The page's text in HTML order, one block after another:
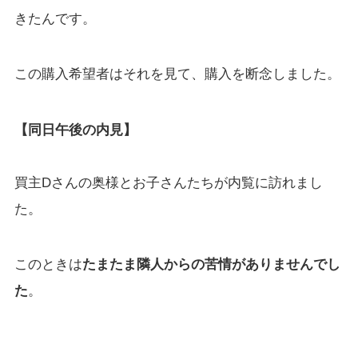
きたんです。
この購入希望者はそれを見て、購入を断念しました。
【同日午後の内見】
買主Dさんの奥様とお子さんたちが内覧に訪れまし
た。
このときはたまたま隣人からの苦情がありませんでし
た。